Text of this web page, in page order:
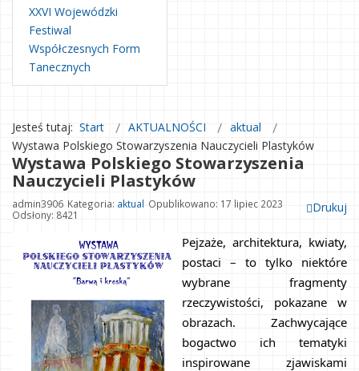
XXVI Wojewódzki
Festiwal
Współczesnych Form
Tanecznych
Jesteś tutaj: Start AKTUALNOŚCI
aktual
Wystawa Polskiego Stowarzyszenia Nauczycieli Plastyków
Wystawa Polskiego Stowarzyszenia
Nauczycieli Plastyków
Drukuj
admin3906 Kategoria: aktual Opublikowano: 17 lipiec 2023
Odsłony: 8421
Pejzaże, architektura, kwiaty,
postaci – to tylko niektóre
wybrane fragmenty
rzeczywistości, pokazane w
obrazach. Zachwycające
bogactwo ich tematyki
inspirowane zjawiskami